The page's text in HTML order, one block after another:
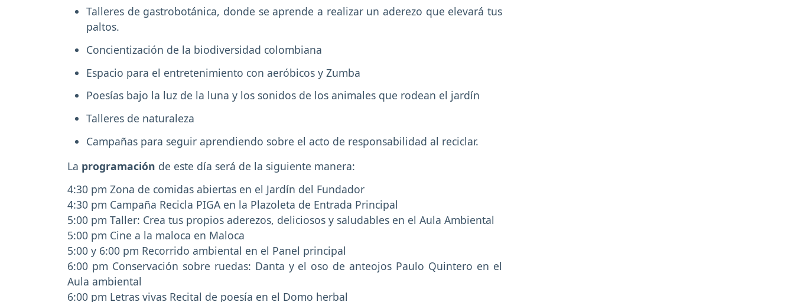
Talleres de gastrobotánica, donde se aprende a realizar un aderezo que elevará tus
paltos.
Concientización de la biodiversidad colombiana
Espacio para el entretenimiento con aeróbicos y Zumba
Poesías bajo la luz de la luna y los sonidos de los animales que rodean el jardín
Talleres de naturaleza
Campañas para seguir aprendiendo sobre el acto de responsabilidad al reciclar.
La programación de este día será de la siguiente manera:
4:30 pm Zona de comidas abiertas en el Jardín del Fundador
4:30 pm Campaña Recicla PIGA en la Plazoleta de Entrada Principal
5:00 pm Taller: Crea tus propios aderezos, deliciosos y saludables en el Aula Ambiental
5:00 pm Cine a la maloca en Maloca
5:00 y 6:00 pm Recorrido ambiental en el Panel principal
6:00 pm Conservación sobre ruedas: Danta y el oso de anteojos Paulo Quintero en el
Aula ambiental
6:00 pm Letras vivas Recital de poesía en el Domo herbal